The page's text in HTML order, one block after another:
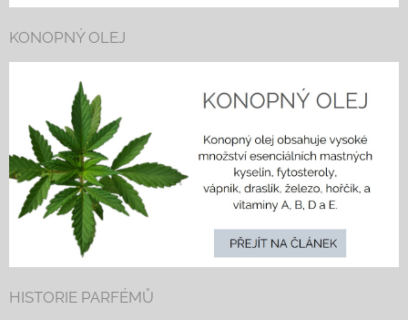
KONOPNÝ OLEJ
HISTORIE PARFÉMŮ